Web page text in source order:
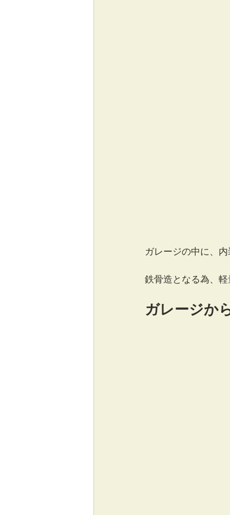
ガレージの中に、
鉄骨造となる為、
ガレージか